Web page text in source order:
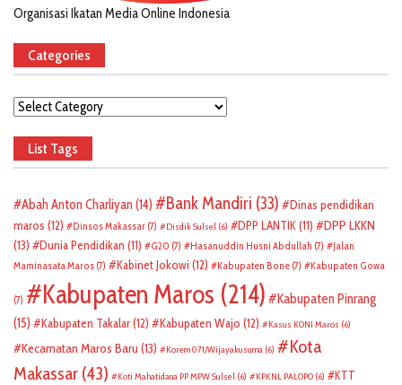
Organisasi Ikatan Media Online Indonesia
Categories
Categories
List Tags
Abah Anton Charliyan (14) Bank Mandiri (33)
Dinas pendidikan
maros (12) Dinsos Makassar (7) Disdik Sulsel (6) DPP LANTIK(11)
DPP LKKN
(13)
Dunia Pendidikan (11) G20 (7) Hasanuddin Husni Abdullah (7)
Jalan
Maminasata Maros (7) Kabinet Jokowi (12) Kabupaten Bone (7) Kabupaten Gowa
(7) Kabupaten Maros (214)
Kabupaten Pinrang
(15)
Kabupaten Takalar(12) Kabupaten Wajo (12) Kasus KONI Maros (6)
Kecamatan Maros Baru (13) Korem 071/Wijayakusuma (6)
Kota
Makassar (43) Koti Mahatidana PP MPW Sulsel (6) KPKNL PALOPO (6)
KTT